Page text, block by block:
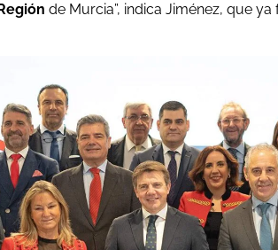
de Murcia”, indica Jiménez, que